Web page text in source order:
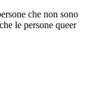
che non sono
le persone queer